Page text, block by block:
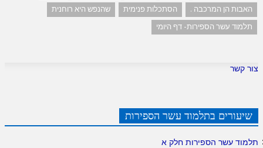
האבות הן המרכבה .
הסתכלות פנימית
שהנפש היא רוחנית
תלמוד עשר הספירות- דף היומי
צור קשר
שיעורים בתלמוד עשר הספירות
תלמוד עשר הספירות חלק א